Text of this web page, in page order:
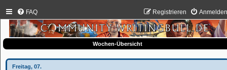
FAQ Registrieren
Wochen-Übersicht
Freitag, 07.